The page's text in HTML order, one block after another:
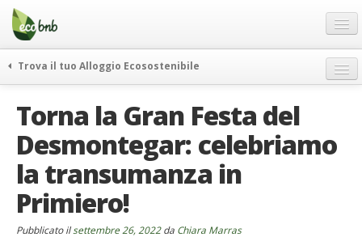
Menu
Salta
contenuto
Offerte Speciali
Regali
FAQ
Chi Siamo
Partner
Contatti
Trova il tuo Alloggio Ecosostenibile
itinerari
curiosità
vivere e viaggiare verde
news ed eventi
ecohotel
Torna la Gran Festa del
Desmontegar: celebriamo
la transumanza in
Primiero!
Pubblicato ilsettembre 26, 2022da Chiara Marras